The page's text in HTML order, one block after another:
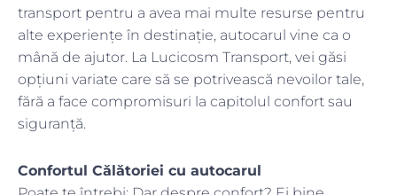
transport pentru a avea mai multe resurse pentru
alte experiențe în destinație, autocarul vine ca o
mână de ajutor. La Lucicosm Transport, vei găsi
opțiuni variate care să se potrivească nevoilor tale,
fără a face compromisuri la capitolul confort sau
siguranță.
Confortul Călătoriei cu autocarul